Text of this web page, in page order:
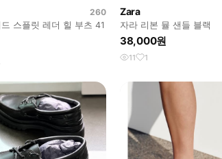
260
스플릿 레더 힐 부츠 41
Zara
자라 리본 뮬 샌들 블랙
38,000원
11 1